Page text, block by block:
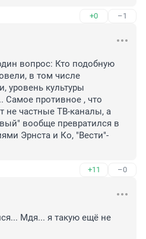
+0 –1
вопрос: Кто подобную
в том числе
уровень культуры
Самое противное , что
не частные ТВ-каналы, а
вообще превратился в
Эрнста и Ко, "Вести"-
+11 –0
Мдя... я такую ещё не